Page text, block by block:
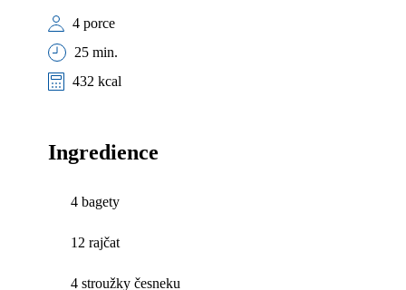
4 porce
25 min.
432 kcal
Ingredience
4 bagety
12 rajčat
4 stroužky česneku